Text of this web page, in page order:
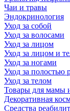
Чаи и травы
Эндокринология
Уход за собой
Уход за волосами
Уход за лицом
Уход за лицом и
Уход за ногами
Уход за полостью
Уход за телом
Товары для мамы
Декоративная
Средства